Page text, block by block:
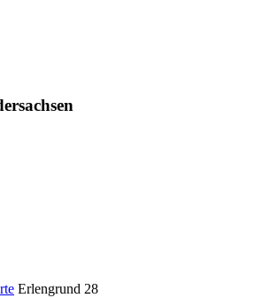
Erlengrund 28